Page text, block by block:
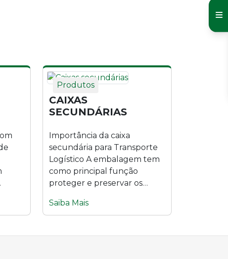
Produtos
CAIXAS
SECUNDÁRIAS
Importância da caixa
secundária para Transporte
Logístico A embalagem tem
como principal função
proteger e preservar os
qualidade...
Saiba Mais